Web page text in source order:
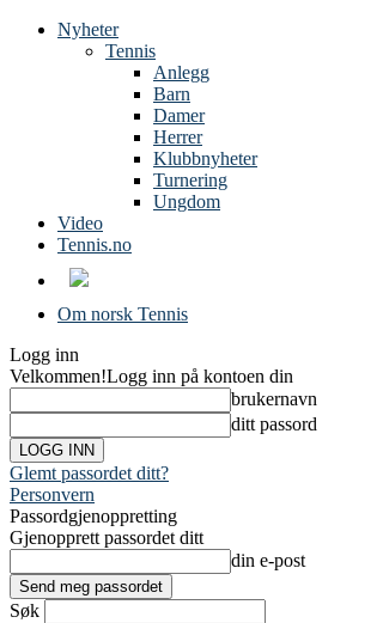
Nyheter
Tennis
Anlegg
Barn
Damer
Herrer
Klubbnyheter
Turnering
Ungdom
Video
Tennis.no
Om norsk Tennis
Logg inn
Velkommen!Logg inn på kontoen din
brukernavn
ditt passord
Glemt passordet ditt?
Personvern
Passordgjenoppretting
Gjenopprett passordet ditt
din e-post
Søk